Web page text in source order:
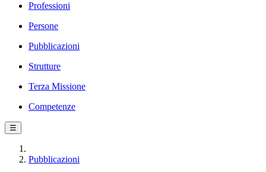
Professioni
Persone
Pubblicazioni
Strutture
Terza Missione
Competenze
☰
Pubblicazioni